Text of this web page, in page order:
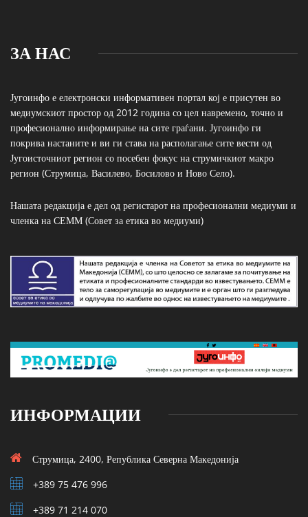
ЗА НАС
Југоинфо е електронски информативен портал кој е присутен во
медиумскиот простор од 2012 година со цел навремено, точно и
професионално информирање на сите граѓани. Југоинфо ги
покрива настаните и ви ги става на располагање сите вести од
Југоисточниот регион со посебен фокус на струмичкиот макро
регион (Струмица, Василево, Босилово и Ново Село).
Нашата редакција е дел од регистарот на професионални медиуми и
членка на СЕММ (Совет за етика во медиуми)
ИНФОРМАЦИИ
Струмица, 2400, Република Северна Македонија
+389 75 476 996
+389 71 214 070